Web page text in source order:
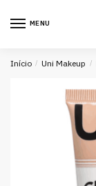
MENU
Início / Uni Makeup /